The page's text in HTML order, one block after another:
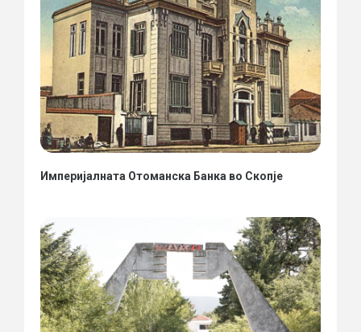
Империјалната Отоманска Банка во Скопје